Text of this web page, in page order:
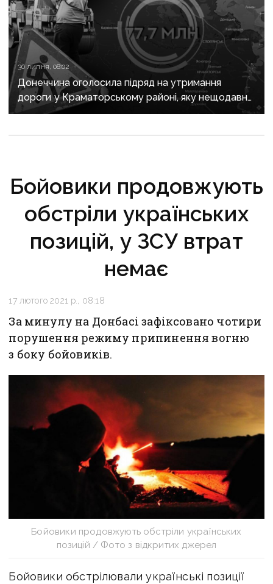
30 липня, 08:02
Донеччина оголосила підряд на утримання
дороги у Краматорському районі, яку нещодавно
вже ремонтували
Бойовики продовжують
обстріли українських
позицій, у ЗСУ втрат
немає
17 лютого 2021 р., 08:18
За минулу на Донбасі зафіксовано чотири
порушення режиму припинення вогню
з боку бойовиків.
Бойовики продовжують обстріли українських
позицій / Фото з відкритих джерел
Бойовики обстрілювали українські позиції